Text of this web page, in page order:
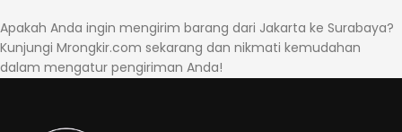
Apakah Anda ingin mengirim barang dari Jakarta ke Surabaya?
Kunjungi Mrongkir.com sekarang dan nikmati kemudahan
dalam mengatur pengiriman Anda!